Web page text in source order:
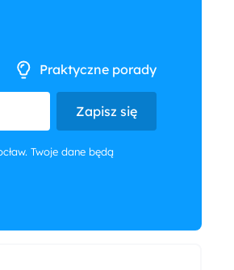
Praktyczne porady
Zapisz się
Twoje dane będą